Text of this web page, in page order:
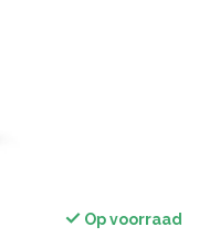
Op voorraad